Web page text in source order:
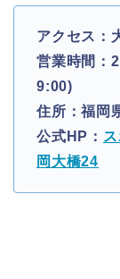
アクセス：
営業時間：
9:00)
住所：福岡
公式HP：
岡大橋24